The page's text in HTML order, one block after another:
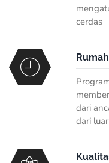
cerdas
dari
dari luar